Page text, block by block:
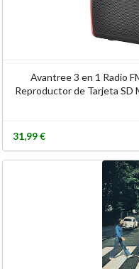
Avantree 3 en 1 Radio
Reproductor de Tarjeta SD
31,99 €